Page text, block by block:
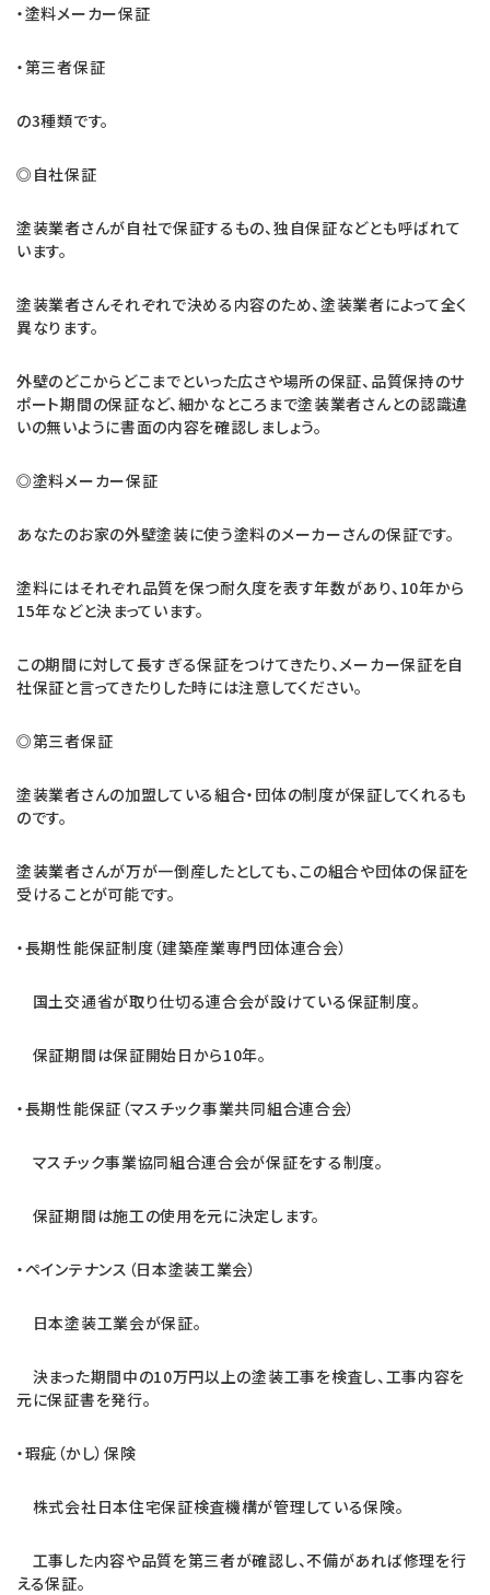
・塗料メーカー保証
・第三者保証
の3種類です。
◎自社保証
塗装業者さんが自社で保証するもの、独自保証などとも呼ばれて
います。
塗装業者さんそれぞれで決める内容のため、塗装業者によって全く
異なります。
外壁のどこからどこまでといった広さや場所の保証、品質保持のサ
ポート期間の保証など、細かなところまで塗装業者さんとの認識違
いの無いように書面の内容を確認しましょう。
◎塗料メーカー保証
あなたのお家の外壁塗装に使う塗料のメーカーさんの保証です。
塗料にはそれぞれ品質を保つ耐久度を表す年数があり、10年から
15年などと決まっています。
この期間に対して長すぎる保証をつけてきたり、メーカー保証を自
社保証と言ってきたりした時には注意してください。
◎第三者保証
塗装業者さんの加盟している組合・団体の制度が保証してくれるも
のです。
塗装業者さんが万が一倒産したとしても、この組合や団体の保証を
受けることが可能です。
・長期性能保証制度（建築産業専門団体連合会）
国土交通省が取り仕切る連合会が設けている保証制度。
保証期間は保証開始日から10年。
・長期性能保証（マスチック事業共同組合連合会）
マスチック事業協同組合連合会が保証をする制度。
保証期間は施工の使用を元に決定します。
・ペインテナンス（日本塗装工業会）
日本塗装工業会が保証。
決まった期間中の10万円以上の塗装工事を検査し、工事内容を
元に保証書を発行。
・瑕疵（かし）保険
株式会社日本住宅保証検査機構が管理している保険。
工事した内容や品質を第三者が確認し、不備があれば修理を行
える保証。